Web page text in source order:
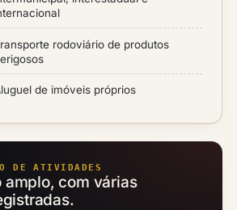
rodoviário de produtos
de imóveis próprios
DE ATIVIDADES
amplo, com várias